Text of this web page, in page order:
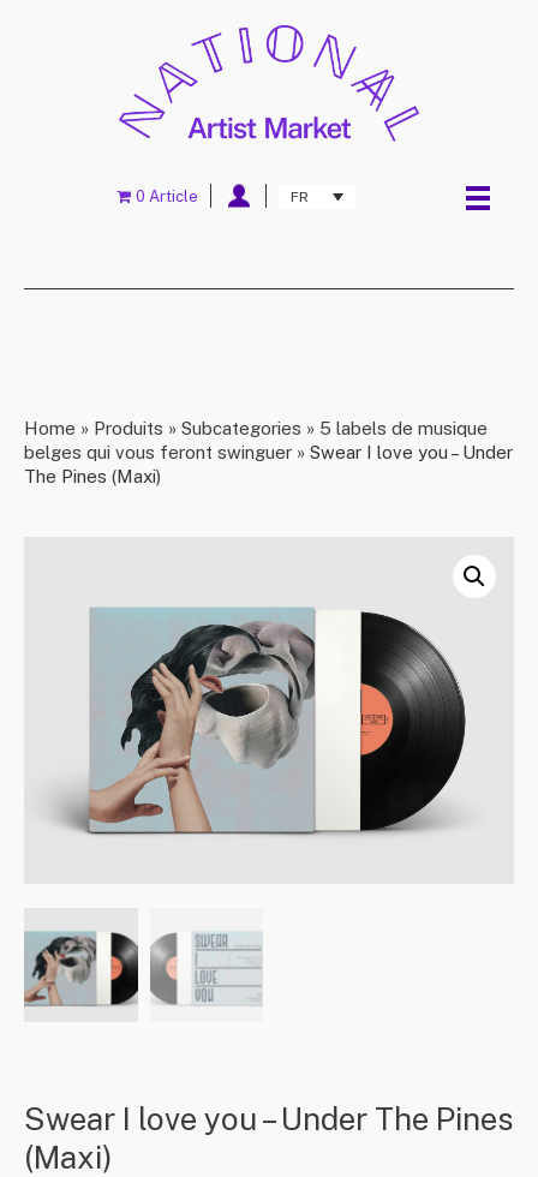
FR
0 Article
Home » Produits » Subcategories » 5 labels de musique
belges qui vous feront swinguer » Swear I love you – Under
The Pines (Maxi)
Swear I love you – Under The Pines
(Maxi)